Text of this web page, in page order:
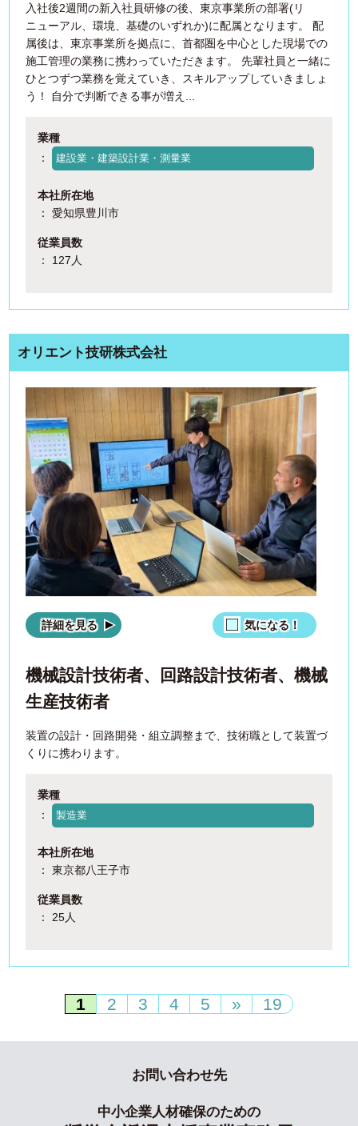
入社後2週間の新入社員研修の後、東京事業所の部署(リ
ニューアル、環境、基礎のいずれか)に配属となります。 配
属後は、東京事業所を拠点に、首都圏を中心とした現場での
施工管理の業務に携わっていただきます。 先輩社員と一緒に
ひとつずつ業務を覚えていき、スキルアップしていきましょ
う！ 自分で判断できる事が増え...
業種
：
建設業・建築設計業・測量業
本社所在地
： 愛知県豊川市
従業員数
： 127人
オリエント技研株式会社
詳細を見る 気になる！
機械設計技術者、回路設計技術者、機械
生産技術者
装置の設計・回路開発・組立調整まで、技術職として装置づ
くりに携わります。
業種
：
製造業
本社所在地
： 東京都八王子市
従業員数
： 25人
1 2 3 4 5 » 19
お問い合わせ先
中小企業人材確保のための